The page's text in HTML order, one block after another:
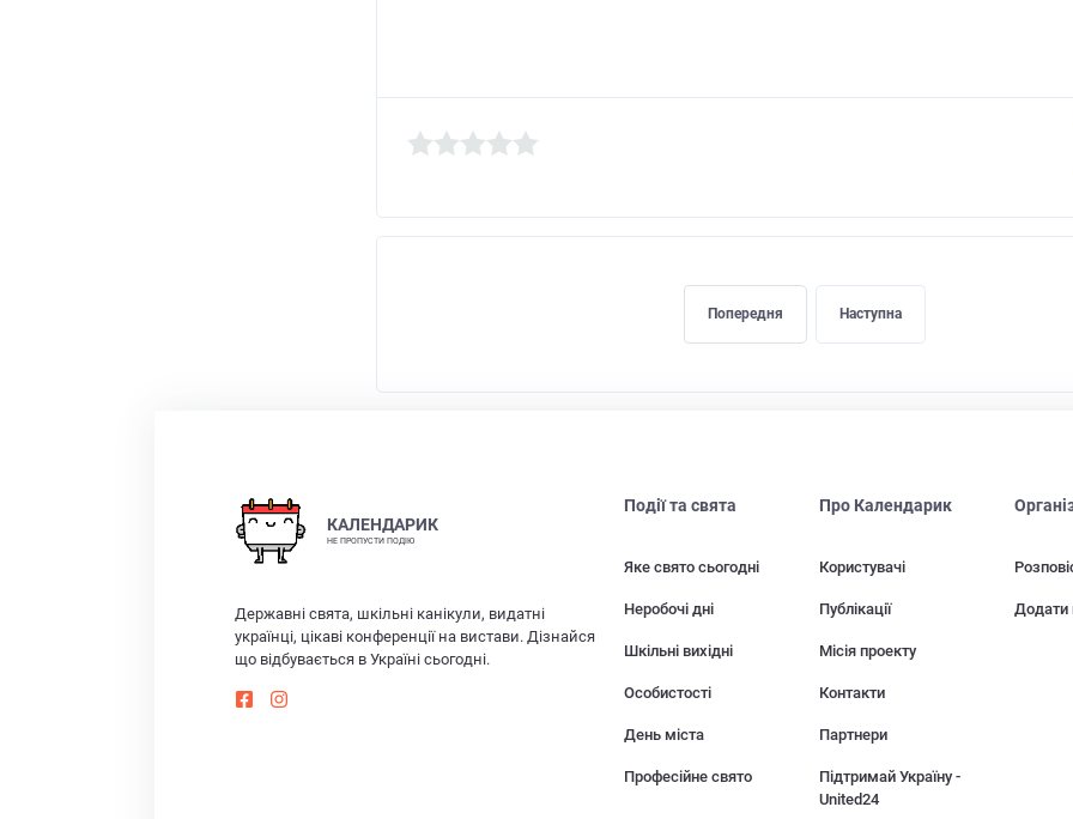
Попередня Наступна
КАЛЕНДАРИК
НЕ ПРОПУСТИ ПОДІЮ
Державні свята, шкільні канікули, видатні
українці, цікаві конференції на вистави. Дізнайся
що відбувається в Україні сьогодні.
Події та свята
Яке свято сьогодні
Неробочі дні
Шкільні вихідні
Особистості
День міста
Професійне свято
Про Календарик
Користувачі
Публікації
Місія проекту
Контакти
Партнери
Підтримай Україну -
United24
Додати